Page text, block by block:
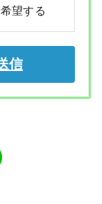
希望する